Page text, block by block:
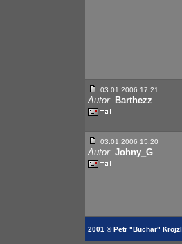
03.01.2006 17:21
Autor: Barthezz
03.01.2006 15:20
Autor: Johny_G
2001 © Petr "Buchar" Krojzl